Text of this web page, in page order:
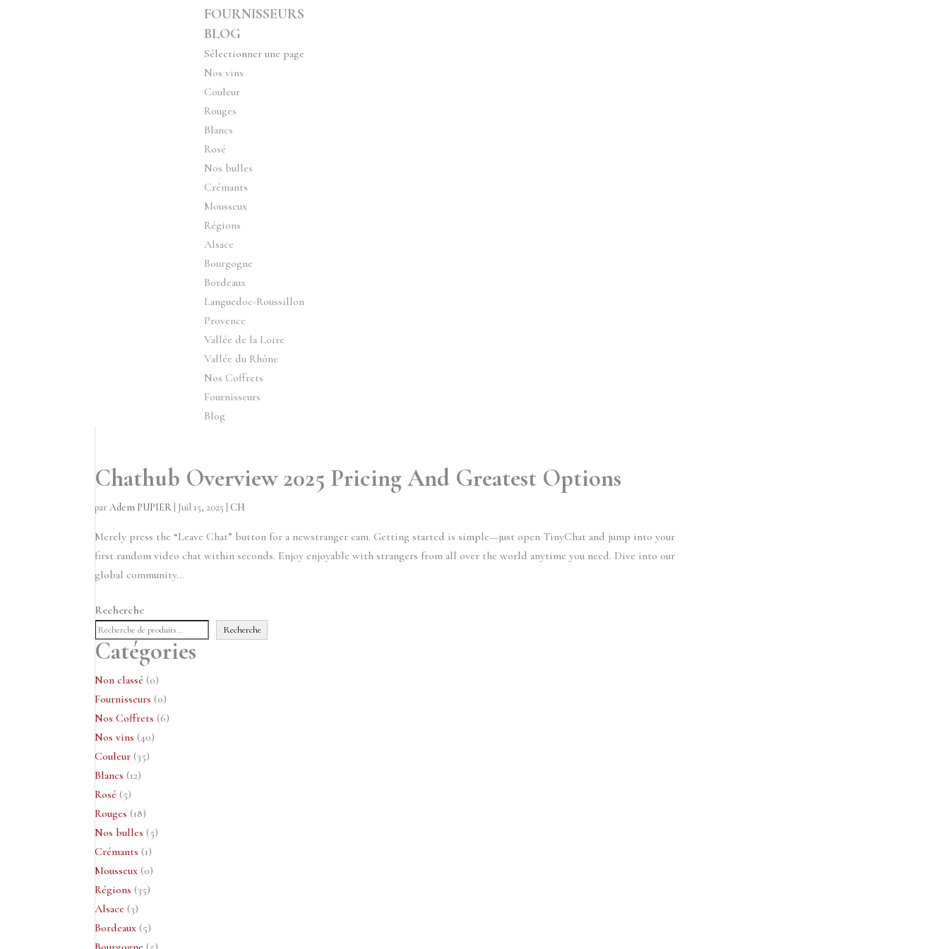
FOURNISSEURS
BLOG
Sélectionner une page
Nos vins
Couleur
Rouges
Blancs
Rosé
Nos bulles
Crémants
Mousseux
Régions
Alsace
Bourgogne
Bordeaux
Languedoc-Roussillon
Provence
Vallée de la Loire
Vallée du Rhône
Nos Coffrets
Fournisseurs
Blog
Chathub Overview 2025 Pricing And Greatest Options
parAdem PUPIER Juil 15, 2025 CH
Merely press the “Leave Chat” button for a newstranger cam. Getting started is simple—just open TinyChat and jump into your
first random video chat within seconds. Enjoy enjoyable with strangers from all over the world anytime you need. Dive into our
global community...
Recherche
Recherche
Catégories
Non classé 00
produit
Fournisseurs 00
produit
Nos Coffrets 66
Nos vins 4040
Couleur 3535
Blancs 1212
Rosé 55
produits
Rouges 1818
produits
Nos bulles 55
Crémants 11
produit
Mousseux 00
produit
Régions 3535
Alsace 33
produits
Bordeaux 55
produits
5